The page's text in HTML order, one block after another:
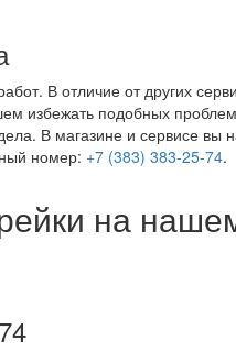
В отличие от других
избежать подобных
В магазине и сервисе вы
номер: +7 (383) 383-25-74.
на